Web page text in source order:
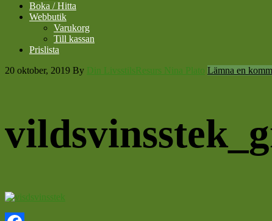
Boka / Hitta
Webbutik
Varukorg
Till kassan
Prislista
20 oktober, 2019 By Din LivsstilsResurs Nina Plato Lämna en